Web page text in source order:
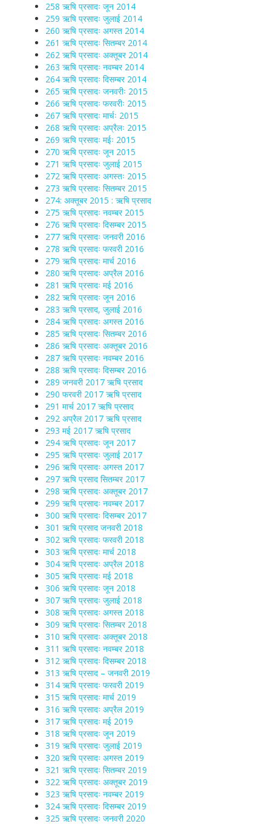
258 ऋषि प्रसादः जून 2014
259 ऋषि प्रसादः जुलाई 2014
260 ऋषि प्रसादः अगस्त 2014
261 ऋषि प्रसादः सितम्बर 2014
262 ऋषि प्रसादः अक्तूबर 2014
263 ऋषि प्रसादः नवम्बर 2014
264 ऋषि प्रसादः दिसम्बर 2014
265 ऋषि प्रसादः जनवरीः 2015
266 ऋषि प्रसादः फरवरीः 2015
267 ऋषि प्रसादः मार्चः 2015
268 ऋषि प्रसादः अप्रैलः 2015
269 ऋषि प्रसादः मईः 2015
270 ऋषि प्रसादः जून 2015
271 ऋषि प्रसादः जुलाई 2015
272 ऋषि प्रसादः अगस्तः 2015
273 ऋषि प्रसादः सितम्बर 2015
274: अक्तूबर 2015 : ऋषि प्रसाद
275 ऋषि प्रसादः नवम्बर 2015
276 ऋषि प्रसादः दिसम्बर 2015
277 ऋषि प्रसादः जनवरी 2016
278 ऋषि प्रसादः फरवरी 2016
279 ऋषि प्रसादः मार्च 2016
280 ऋषि प्रसादः अप्रैल 2016
281 ऋषि प्रसादः मई 2016
282 ऋषि प्रसादः जून 2016
283 ऋषि प्रसाद, जुलाई 2016
284 ऋषि प्रसादः अगस्त 2016
285 ऋषि प्रसादः सितम्बर 2016
286 ऋषि प्रसादः अक्तूबर 2016
287 ऋषि प्रसादः नवम्बर 2016
288 ऋषि प्रसादः दिसम्बर 2016
289 जनवरी 2017 ऋषि प्रसाद
290 फरवरी 2017 ऋषि प्रसाद
291 मार्च 2017 ऋषि प्रसाद
292 अप्रैल 2017 ऋषि प्रसाद
293 मई 2017 ऋषि प्रसाद
294 ऋषि प्रसादः जून 2017
295 ऋषि प्रसादः जुलाई 2017
296 ऋषि प्रसादः अगस्त 2017
297 ऋषि प्रसाद सितम्बर 2017
298 ऋषि प्रसादः अक्तूबर 2017
299 ऋषि प्रसादः नवम्बर 2017
300 ऋषि प्रसादः दिसम्बर 2017
301 ऋषि प्रसाद जनवरी 2018
302 ऋषि प्रसादः फरवरी 2018
303 ऋषि प्रसादः मार्च 2018
304 ऋषि प्रसादः अप्रैल 2018
305 ऋषि प्रसादः मई 2018
306 ऋषि प्रसादः जून 2018
307 ऋषि प्रसादः जुलाई 2018
308 ऋषि प्रसादः अगस्त 2018
309 ऋषि प्रसादः सितम्बर 2018
310 ऋषि प्रसादः अक्तूबर 2018
311 ऋषि प्रसादः नवम्बर 2018
312 ऋषि प्रसादः दिसम्बर 2018
313 ऋषि प्रसाद – जनवरी 2019
314 ऋषि प्रसादः फरवरी 2019
315 ऋषि प्रसादः मार्च 2019
316 ऋषि प्रसादः अप्रैल 2019
317 ऋषि प्रसादः मई 2019
318 ऋषि प्रसादः जून 2019
319 ऋषि प्रसादः जुलाई 2019
320 ऋषि प्रसादः अगस्त 2019
321 ऋषि प्रसादः सितम्बर 2019
322 ऋषि प्रसादः अक्तूबर 2019
323 ऋषि प्रसादः नवम्बर 2019
324 ऋषि प्रसादः दिसम्बर 2019
325 ऋषि प्रसादः जनवरी 2020